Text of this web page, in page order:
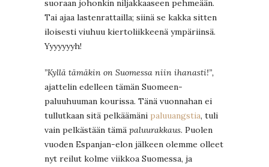
suoraan johonkin niljakkaaseen pehmeään.
Tai ajaa lastenrattailla; siinä se kakka sitten
iloisesti viuhuu kiertoliikkeenä ympäriinsä.
Yyyyyyyh!
”Kyllä tämäkin on Suomessa niin ihanasti!”,
ajattelin edelleen tämän Suomeen-
paluuhuuman kourissa. Tänä vuonnahan ei
tullutkaan sitä pelkäämäni paluuangstia, tuli
vain pelkästään tämä paluurakkaus. Puolen
vuoden Espanjan-elon jälkeen olemme olleet
nyt reilut kolme viikkoa Suomessa, ja